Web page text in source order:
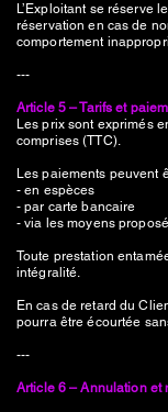
L’Exploitant se réserve
réservation en cas de
comportement
---
Article 5 – Tarifs et
Les prix sont exprimés
comprises (TTC).
Les paiements peuvent
- en espèces
- par carte bancaire
- via les moyens
Toute prestation
intégralité.
En cas de retard du
pourra être écourtée
---
Article 6 – Annulation et